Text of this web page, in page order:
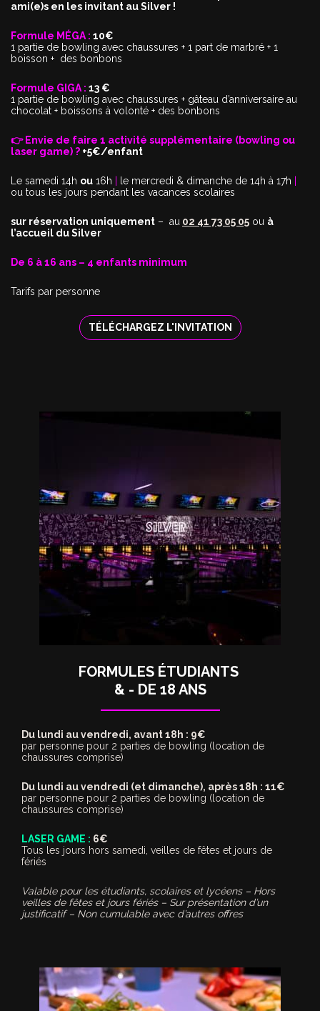
ami(e)s en les invitant au Silver !
Formule MÉGA : 10€
1 partie de bowling avec chaussures + 1 part de marbré + 1
boisson + des bonbons
Formule GIGA : 13 €
1 partie de bowling avec chaussures + gâteau d’anniversaire au
chocolat + boissons à volonté + des bonbons
👉 Envie de faire 1 activité supplémentaire (bowling ou
laser game) ? +5€/enfant
Le samedi 14h ou 16h le mercredi & dimanche de 14h à 17h
ou tous les jours pendant les vacances scolaires
sur réservation uniquement – au 02 41 73 05 05 ou à
l’accueil du Silver
De 6 à 16 ans – 4 enfants minimum
Tarifs par personne
TÉLÉCHARGEZ L'INVITATION
FORMULES ÉTUDIANTS
& - DE 18 ANS
Du lundi au vendredi, avant 18h : 9€
par personne pour 2 parties de bowling (location de
chaussures comprise)
Du lundi au vendredi (et dimanche), après 18h : 11€
par personne pour 2 parties de bowling (location de
chaussures comprise)
LASER GAME : 6€
Tous les jours hors samedi, veilles de fêtes et jours de
fériés
Valable pour les étudiants, scolaires et lycéens – Hors
veilles de fêtes et jours fériés – Sur présentation d’un
justificatif – Non cumulable avec d’autres offres